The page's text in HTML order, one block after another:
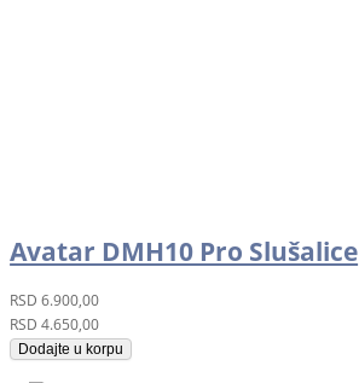
Avatar DMH10 Pro Slušalice
RSD 6.900,00
RSD 4.650,00
Dodajte u korpu